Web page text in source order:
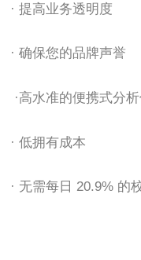
· 提高业务透明度
· 确保您的品牌声誉
·高水准的便携式分
· 低拥有成本
· 无需每日 20.9% 的